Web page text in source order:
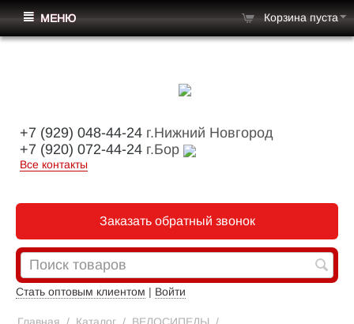
+7 (929) 048-44-24 г.Нижний Новгород
+7 (920) 072-44-24 г.Бор
Все контакты
Заказать обратный звонок
Стать оптовым клиентом | Войти
МЕНЮ Корзина пуста